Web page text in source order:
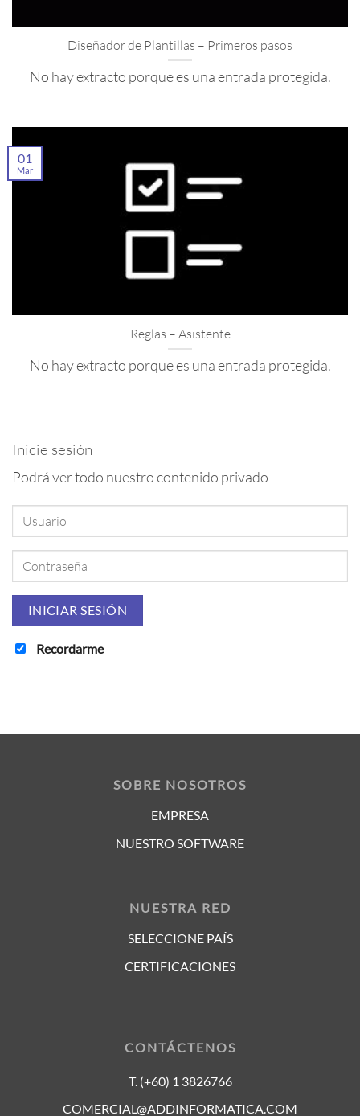
Diseñador de Plantillas – Primeros pasos
No hay extracto porque es una entrada protegida.
Reglas – Asistente
No hay extracto porque es una entrada protegida.
01
Mar
Inicie sesión
Podrá ver todo nuestro contenido privado
Recordarme
SOBRE NOSOTROS
EMPRESA
NUESTRO SOFTWARE
NUESTRA RED
SELECCIONE PAÍS
CERTIFICACIONES
CONTÁCTENOS
T. (+60) 1 3826766
COMERCIAL@ADDINFORMATICA.COM